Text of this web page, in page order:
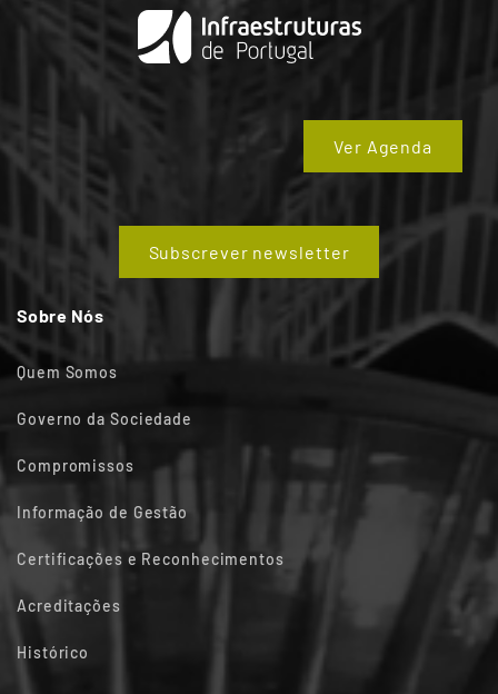
Ver Agenda
Subscrever newsletter
Sobre Nós
Quem Somos
Governo da Sociedade
Compromissos
Informação de Gestão
Certificações e Reconhecimentos
Acreditações
Histórico